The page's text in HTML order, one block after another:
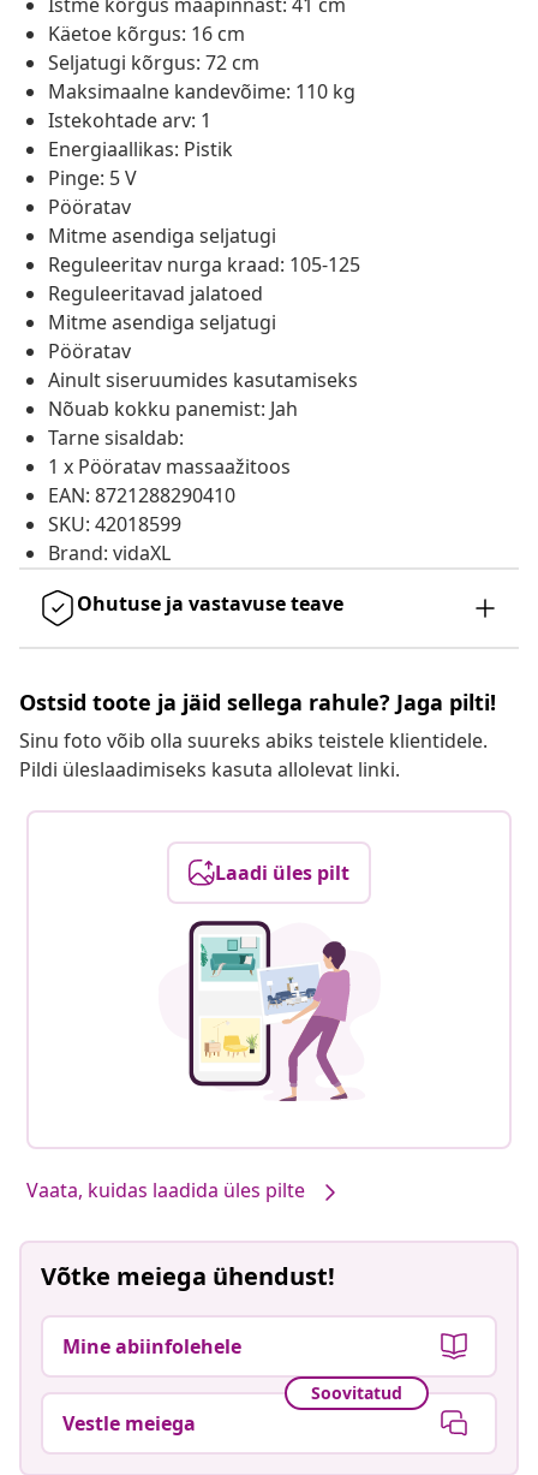
Käetoe kõrgus: 16 cm
Seljatugi kõrgus: 72 cm
Maksimaalne kandevõime: 110 kg
Istekohtade arv: 1
Energiaallikas: Pistik
Pinge: 5 V
Pööratav
Mitme asendiga seljatugi
Reguleeritav nurga kraad: 105-125
Reguleeritavad jalatoed
Mitme asendiga seljatugi
Pööratav
Ainult siseruumides kasutamiseks
Nõuab kokku panemist: Jah
Tarne sisaldab:
1 x Pööratav massaažitoos
EAN: 8721288290410
SKU: 42018599
Brand: vidaXL
Ohutuse ja vastavuse teave
Ostsid toote ja jäid sellega rahule? Jaga pilti!
Sinu foto võib olla suureks abiks teistele klientidele.
Pildi üleslaadimiseks kasuta allolevat linki.
Laadi üles pilt
Vaata, kuidas laadida üles pilte
Võtke meiega ühendust!
Mine abiinfolehele
Soovitatud
Vestle meiega